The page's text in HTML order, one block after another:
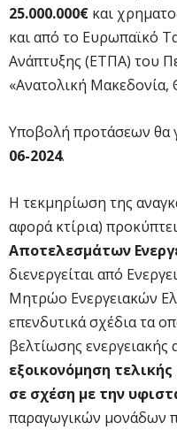
25.000.000€ και
και από το Ευρωπαϊκό
Ανάπτυξης (ΕΤΠΑ) του
«Ανατολική Μακεδονία,
Υποβολή προτάσεων θα
06-2024.
Η τεκμηρίωση της
αφορά κτίρια)
Αποτελεσμάτων
διενεργείται από
Μητρώο Ενεργειακών
επενδυτικά σχέδια τα
βελτίωσης
εξοικονόμηση
σε σχέση με την
παραγωγικών μονάδων